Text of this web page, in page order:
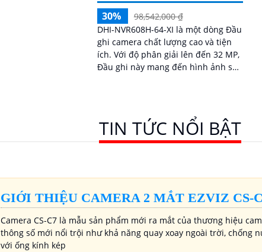
30%
98,542,000 ₫
DHI-NVR608H-64-XI là một dòng Đầu
ghi camera chất lượng cao và tiện
ích. Với độ phân giải lên đến 32 MP,
Đầu ghi này mang đến hình ảnh sắc
TIN TỨC NỔI BẬT
GIỚI THIỆU CAMERA 2 MẮT EZVIZ CS-
Camera CS-C7 là mẫu sản phẩm mới ra mắt của thương hiệu
thông số mới nổi trội như khả năng quay xoay ngoài trời, chống
với ống kính kép